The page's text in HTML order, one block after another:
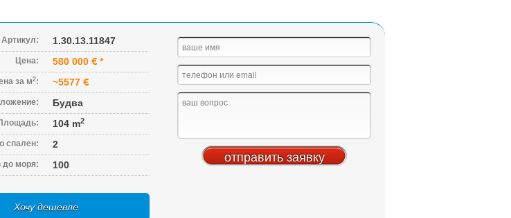
Артикул: 1.30.13.11847
Цена: 580 000 *
за м2: ~5577
Будва
104 m2
спален: 2
до моря: 100
Хочу дешевле